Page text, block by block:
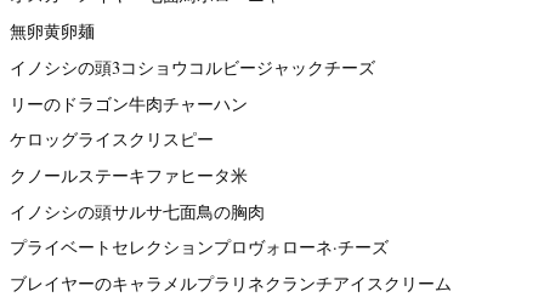
無卵黄卵麺
イノシシの頭3コショウコルビージャックチーズ
リーのドラゴン牛肉チャーハン
ケロッグライスクリスピー
クノールステーキファヒータ米
イノシシの頭サルサ七面鳥の胸肉
プライベートセレクションプロヴォローネ·チーズ
ブレイヤーのキャラメルプラリネクランチアイスクリーム